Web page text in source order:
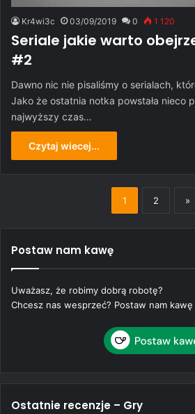
Kr4wi3c 03/09/2019 0 1 120
Seriale jakie warto
#2
Dawno nic nie pisaliśmy o serialach,
Jako że ostatnia notka powstała nieco
najwyższy czas…
Czytaj wiecej...
1 2 »
Postaw nam kawę
Uważasz, że robimy dobrą robotę?
Chcesz nas wesprzeć? Postaw nam kawę
Ostatnie recenzje – Gry